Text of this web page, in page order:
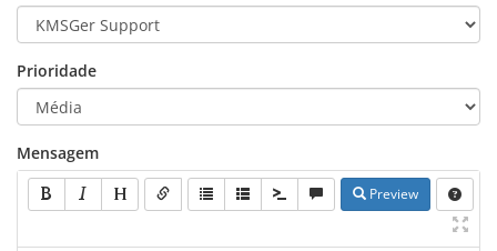
Prioridade
Mensagem
Preview